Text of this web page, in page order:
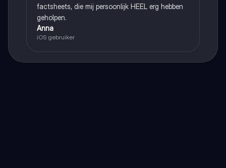
factsheets, die mij persoonlijk HEEL erg hebben
geholpen.
Anna
iOS gebruiker